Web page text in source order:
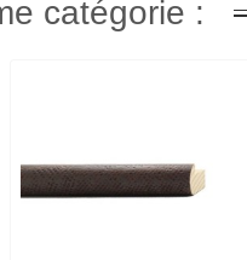
catégorie :